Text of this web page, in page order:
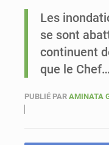
Les
se sont
continuent
que le Chef…
PUBLIÉ PAR AMINATA